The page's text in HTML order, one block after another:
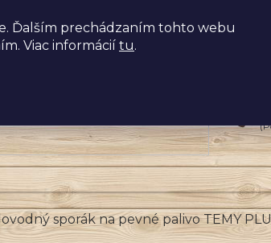
Ďalším prechádzaním tohto webu
Viac informácií tu.
sporák na pevné palivo TEMY